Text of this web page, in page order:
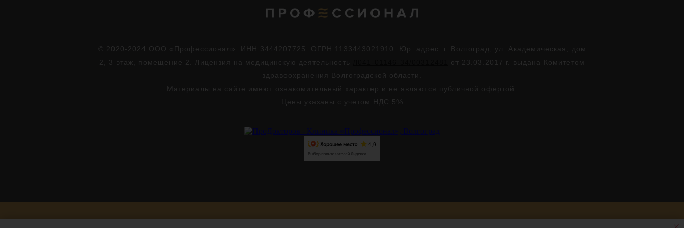
© 2020-2024 ООО «Профессионал». ИНН 3444207725. ОГРН 1133443021910. Юр. адрес: г. Волгоград, ул. Академическая, дом
2, 3 этаж, помещение 2. Лицензия на медицинскую деятельность
от 23.03.2017 г. выдана Комитетом
здравоохранения Волгоградской области.
Материалы на сайте имеют ознакомительный характер и не являются публичной офертой.
Цены указаны с учетом НДС 5%